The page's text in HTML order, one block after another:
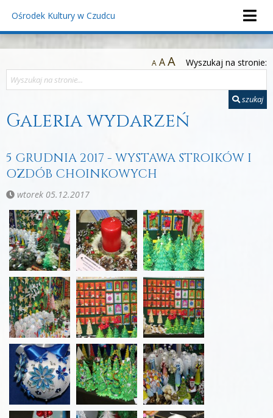
Ośrodek Kultury w Czudcu
A AA Wyszukaj na stronie:
szukaj
Galeria wydarzeń
5 GRUDNIA 2017 - WYSTAWA STROIKÓW I
OZDÓB CHOINKOWYCH
wtorek 05.12.2017